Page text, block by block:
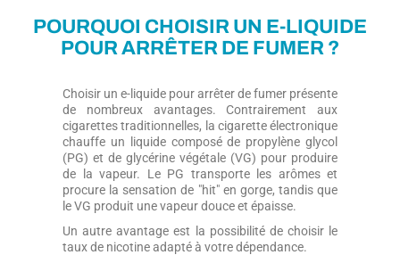
POURQUOI CHOISIR UN E-LIQUIDE
POUR ARRÊTER DE FUMER ?
Choisir un e-liquide pour arrêter de fumer présente
de nombreux avantages. Contrairement aux
cigarettes traditionnelles, la cigarette électronique
chauffe un liquide composé de propylène glycol
(PG) et de glycérine végétale (VG) pour produire
de la vapeur. Le PG transporte les arômes et
procure la sensation de "hit" en gorge, tandis que
le VG produit une vapeur douce et épaisse.
Un autre avantage est la possibilité de choisir le
taux de nicotine adapté à votre dépendance.